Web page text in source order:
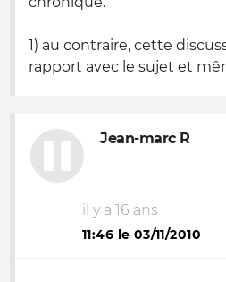
1) au contraire, cette
rapport avec le sujet et
Jean-marc R
il y a 16 ans
11:46 le 03/11/2010